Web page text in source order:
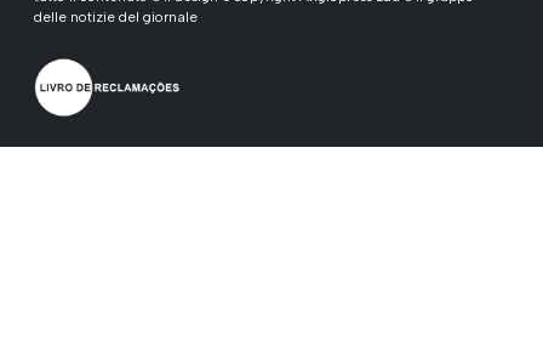
delle notizie del giornale